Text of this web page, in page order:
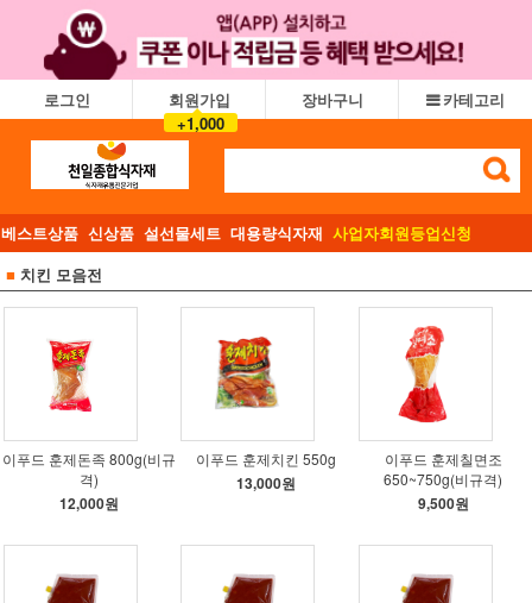
로그인
회원가입
+1,000
장바구니 카테고리
베스트상품 신상품 설선물세트 대용량식자재 사업자회원등업신청
■ 치킨 모음전
이푸드 훈제돈족 800g(비규
격)
12,000원
이푸드 훈제치킨 550g
13,000원
이푸드 훈제칠면조
650~750g(비규격)
9,500원